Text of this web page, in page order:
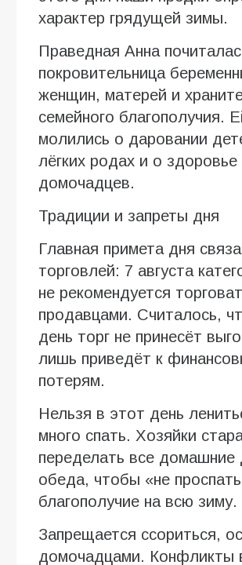
характер грядущей зимы.
Праведная Анна
покровительница
женщин, матерей и
семейного благополучия.
молились о даровании
лёгких родах и о здоровье
домочадцев.
Традиции и запреты дня
Главная примета дня
торговлей: 7 августа
не рекомендуется
продавцами. Считалось,
день торг не принесёт
лишь приведёт к
потерям.
Нельзя в этот день
много спать. Хозяйки
переделать все домашние
обеда, чтобы «не
благополучие на всю зиму.
Запрещается ссориться,
домочадцами. Конфликты